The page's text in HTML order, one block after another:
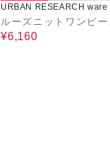
URBAN RESEARCH ware
use
ルーズニットワンピー
¥6,160